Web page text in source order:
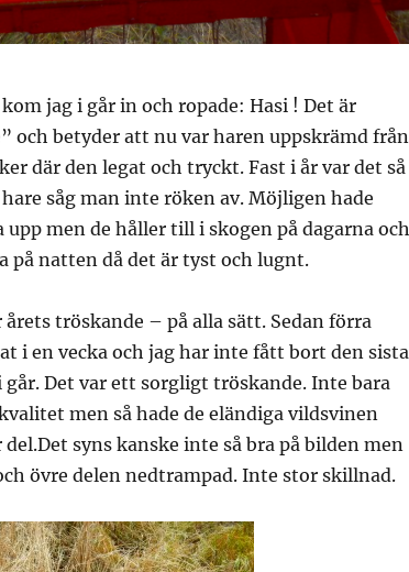
jag i går in och ropade: Hasi ! Det är
och betyder att nu var haren uppskrämd från
där den legat och tryckt. Fast i år var det så
såg man inte röken av. Möjligen hade
men de håller till i skogen på dagarna och
på natten då det är tyst och lugnt.
tröskande – på alla sätt. Sedan förra
i en vecka och jag har inte fått bort den sista
Det var ett sorgligt tröskande. Inte bara
men så hade de eländiga vildsvinen
syns kanske inte så bra på bilden men
övre delen nedtrampad. Inte stor skillnad.